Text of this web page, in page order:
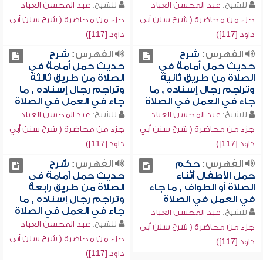
للشيخ: عبد المحسن العباد
جزء من محاضرة ( شرح سنن أبي
داود [117])
للشيخ: عبد المحسن العباد
جزء من محاضرة ( شرح سنن أبي
داود [117])
الفهرس: شرح
حديث حمل أمامة في
الصلاة من طريق ثانية
وتراجم رجال إسناده , ما
جاء في العمل في الصلاة
للشيخ: عبد المحسن العباد
جزء من محاضرة ( شرح سنن أبي
داود [117])
الفهرس: شرح
حديث حمل أمامة في
الصلاة من طريق ثالثة
وتراجم رجال إسناده , ما
جاء في العمل في الصلاة
للشيخ: عبد المحسن العباد
جزء من محاضرة ( شرح سنن أبي
داود [117])
الفهرس:حكم
حمل الأطفال أثناء
الصلاة أو الطواف , ما جاء
في العمل في الصلاة
للشيخ: عبد المحسن العباد
جزء من محاضرة ( شرح سنن أبي
داود [117])
الفهرس: شرح
حديث حمل أمامة في
الصلاة من طريق رابعة
وتراجم رجال إسناده , ما
جاء في العمل في الصلاة
للشيخ: عبد المحسن العباد
جزء من محاضرة ( شرح سنن أبي
داود [117])